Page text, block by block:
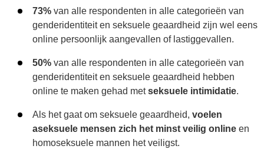
73% van alle respondenten in alle categorieën van
genderidentiteit en seksuele geaardheid zijn wel eens
online persoonlijk aangevallen of lastiggevallen.
50% van alle respondenten in alle categorieën van
genderidentiteit en seksuele geaardheid hebben
online te maken gehad metseksuele intimidatie.
Als het gaat om seksuele geaardheid, voelen
aseksuele mensen zich het minst veilig online en
homoseksuele mannen het veiligst.